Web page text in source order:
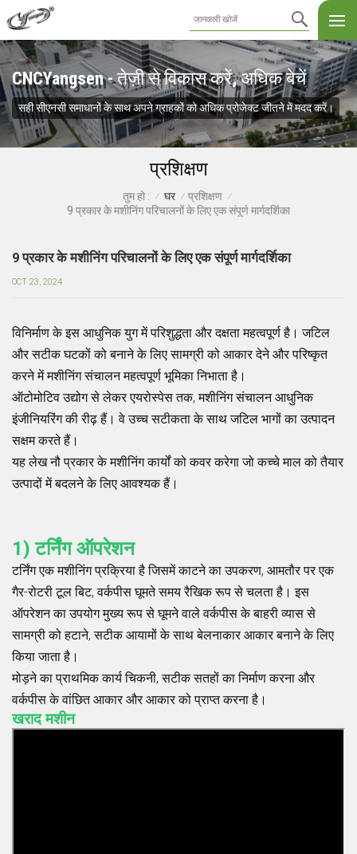
CNCYangsen - तेज़ी से विकास करें, अधिक बेचें
सही सीएनसी समाधानों के साथ अपने ग्राहकों को अधिक प्रोजेक्ट जीतने में मदद करें।
प्रशिक्षण
तुम हो : / घर / प्रशिक्षण /
9 प्रकार के मशीनिंग परिचालनों के लिए एक संपूर्ण मार्गदर्शिका
9 प्रकार के मशीनिंग परिचालनों के लिए एक संपूर्ण मार्गदर्शिका
OCT 23, 2024
विनिर्माण के इस आधुनिक युग में परिशुद्धता और दक्षता महत्वपूर्ण है। जटिल
और सटीक घटकों को बनाने के लिए सामग्री को आकार देने और परिष्कृत
करने में मशीनिंग संचालन महत्वपूर्ण भूमिका निभाता है।
ऑटोमोटिव उद्योग से लेकर एयरोस्पेस तक, मशीनिंग संचालन आधुनिक
इंजीनियरिंग की रीढ़ हैं। वे उच्च सटीकता के साथ जटिल भागों का उत्पादन
सक्षम करते हैं।
यह लेख नौ प्रकार के मशीनिंग कार्यों को कवर करेगा जो कच्चे माल को तैयार
उत्पादों में बदलने के लिए आवश्यक हैं।
1)टर्निंग ऑपरेशन
टर्निंग एक मशीनिंग प्रक्रिया है जिसमें काटने का उपकरण, आमतौर पर एक
गैर-रोटरी टूल बिट, वर्कपीस घूमते समय रैखिक रूप से चलता है। इस
ऑपरेशन का उपयोग मुख्य रूप से घूमने वाले वर्कपीस के बाहरी व्यास से
सामग्री को हटाने, सटीक आयामों के साथ बेलनाकार आकार बनाने के लिए
किया जाता है।
मोड़ने का प्राथमिक कार्य चिकनी, सटीक सतहों का निर्माण करना और
वर्कपीस के वांछित आकार और आकार को प्राप्त करना है।
खराद मशीन